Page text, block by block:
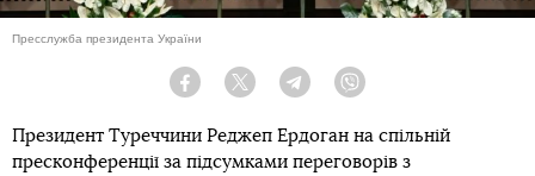
Пресслужба президента України
Facebook Twitter Telegram
Президент Туреччини Реджеп Ердоган на спільній
пресконференції за підсумками переговорів з